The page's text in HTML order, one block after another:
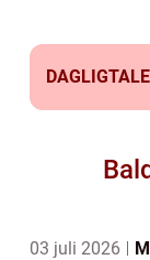
03 juli 2026